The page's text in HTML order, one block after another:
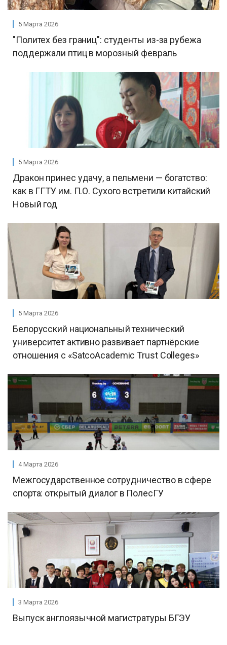
5 Марта 2026
"Политех без границ": студенты из-за рубежа
поддержали птиц в морозный февраль
5 Марта 2026
Дракон принес удачу, а пельмени — богатство:
как в ГГТУ им. П.О. Сухого встретили китайский
Новый год
5 Марта 2026
Белорусский национальный технический
университет активно развивает партнёрские
отношения с «SatcoAcademic Trust Colleges»
4 Марта 2026
Межгосударственное сотрудничество в сфере
спорта: открытый диалог в ПолесГУ
3 Марта 2026
Выпуск англоязычной магистратуры БГЭУ